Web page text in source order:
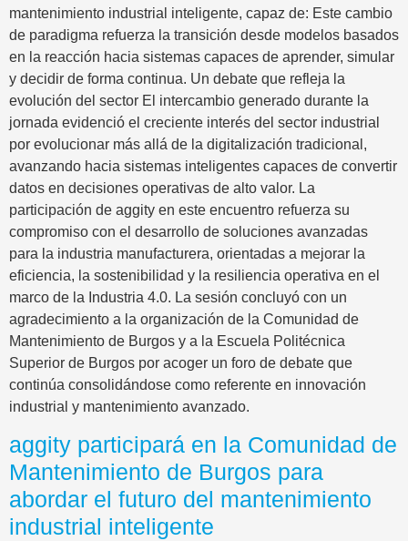
mantenimiento industrial inteligente, capaz de: Este cambio
de paradigma refuerza la transición desde modelos basados
en la reacción hacia sistemas capaces de aprender, simular
y decidir de forma continua. Un debate que refleja la
evolución del sector El intercambio generado durante la
jornada evidenció el creciente interés del sector industrial
por evolucionar más allá de la digitalización tradicional,
avanzando hacia sistemas inteligentes capaces de convertir
datos en decisiones operativas de alto valor. La
participación de aggity en este encuentro refuerza su
compromiso con el desarrollo de soluciones avanzadas
para la industria manufacturera, orientadas a mejorar la
eficiencia, la sostenibilidad y la resiliencia operativa en el
marco de la Industria 4.0. La sesión concluyó con un
agradecimiento a la organización de la Comunidad de
Mantenimiento de Burgos y a la Escuela Politécnica
Superior de Burgos por acoger un foro de debate que
continúa consolidándose como referente en innovación
industrial y mantenimiento avanzado.
aggity participará en la Comunidad de
Mantenimiento de Burgos para
abordar el futuro del mantenimiento
industrial inteligente